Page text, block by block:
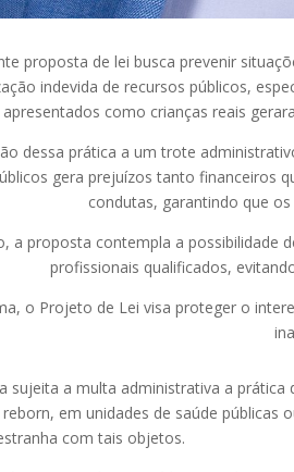
proposta de lei busca prevenir
indevida de recursos públicos,
apresentados como crianças reais
dessa prática a um trote
gera prejuízos tanto financeiros
condutas, garantindo que
a proposta contempla a possibilidade
profissionais qualificados,
o Projeto de Lei visa proteger o
sujeita a multa administrativa a prática
em unidades de saúde
com tais objetos.